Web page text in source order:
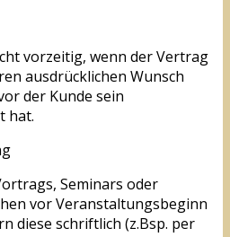
vorzeitig, wenn der Vertrag
ausdrücklichen Wunsch
der Kunde sein
hat.
Seminars oder
vor Veranstaltungsbeginn
diese schriftlich (z.Bsp. per